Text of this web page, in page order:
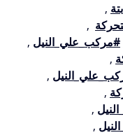
,
,
#مركب_علي_النيل ,
,
,
,
,
,